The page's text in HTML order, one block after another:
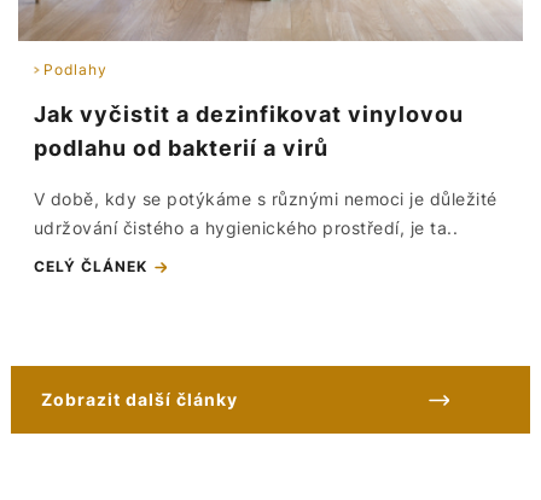
Podlahy
Jak vyčistit a dezinfikovat vinylovou
podlahu od bakterií a virů
V době, kdy se potýkáme s různými nemoci je důležité
udržování čistého a hygienického prostředí, je ta..
CELÝ ČLÁNEK
Zobrazit další články